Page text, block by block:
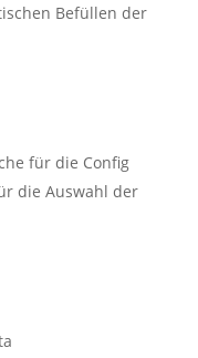
Befüllen der
für die Config
die Auswahl der